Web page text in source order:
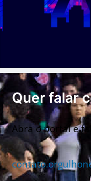
Quer falar
Abra o portal e